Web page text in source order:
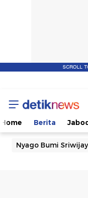
SCROLL
Home Berita
Nyago Bumi